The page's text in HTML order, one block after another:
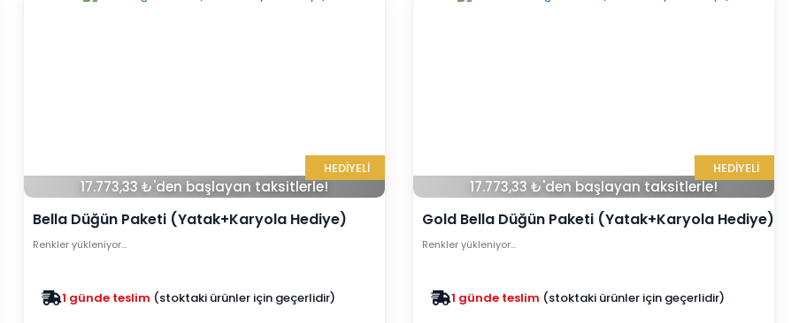
HEDİYELİ
17.773,33 ₺'den başlayan taksitlerle!
Bella Düğün Paketi (Yatak+Karyola Hediye)
Renkler yükleniyor…
Zam yok 2025 fiyatları devam ediyor
HEDİYELİ
17.773,33 ₺'den başlayan taksitlerle!
Gold Bella Düğün Paketi (Yatak+Karyola Hediye)
Renkler yükleniyor…
Zam yok 2025 fiyatları devam ediyor